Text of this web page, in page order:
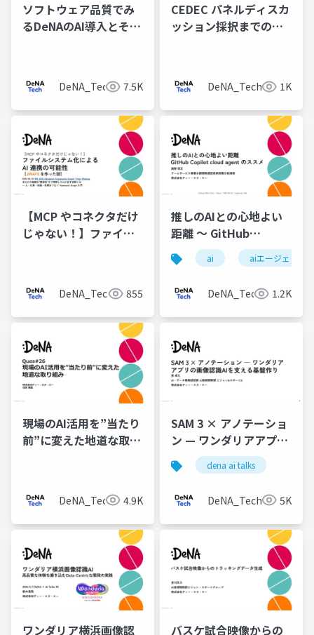
ソフトウェア品質でみ
るDeNAのAI導入とその
DeNA_Tech 7.5K
CEDEC パネルディスカ
ッション採択までの挑
DeNA_Tech 1K
【MCP やコネクタだけ
じゃない！】ファイル
作った話】
DeNA_Tech 855
推しのAIとの心地よい
距離 〜 GitHub
Copilot cloud agent
のススメ
ai aiエージェント
DeNA_Tech 1.2K
現場のAI活用を”当たり
前”に変えた地道な取り
DeNA_Tech 4.9K
SAM 3 × アノテーショ
ン — ワンダリアアプリ
の画像認識AIを支える
基盤作り
dena ai talks
DeNA_Tech 5K
ワンダリア横浜画像認 バスケ試合映像からの